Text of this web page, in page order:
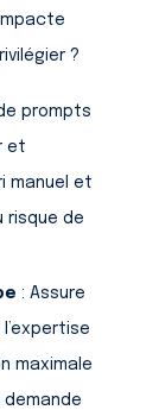
?
prompts
et
manuel et
risque de
: Assure
maximale